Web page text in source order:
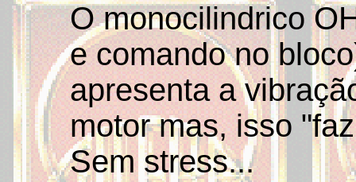
O monocilindrico
e comando no
apresenta a
motor mas, isso
Sem stress...